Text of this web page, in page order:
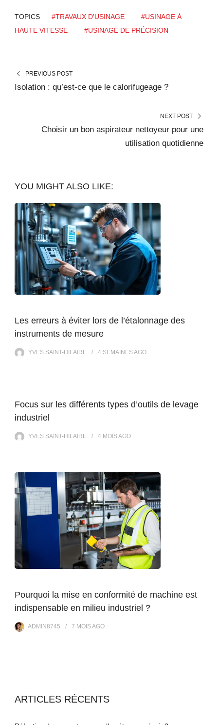
TOPICS #TRAVAUX D'USINAGE
#USINAGE À
HAUTE VITESSE
#USINAGE DE PRÉCISION
PREVIOUS POST
Isolation : qu’est-ce que le calorifugeage ?
NEXT POST
Choisir un bon aspirateur nettoyeur pour une
utilisation quotidienne
YOU MIGHT ALSO LIKE:
Les erreurs à éviter lors de l’étalonnage des
instruments de mesure
YVES SAINT-HILAIRE 4 SEMAINESAGO
Focus sur les différents types d’outils de levage
industriel
YVES SAINT-HILAIRE 4 MOISAGO
Pourquoi la mise en conformité de machine est
indispensable en milieu industriel ?
ADMIN8745 7 MOISAGO
ARTICLES RÉCENTS